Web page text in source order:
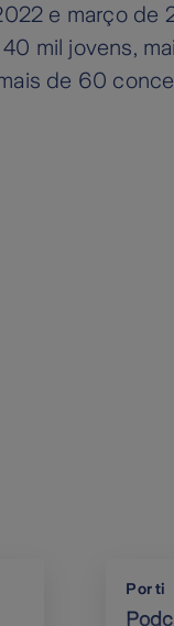
e março de
mil jovens,
de 60
Por ti